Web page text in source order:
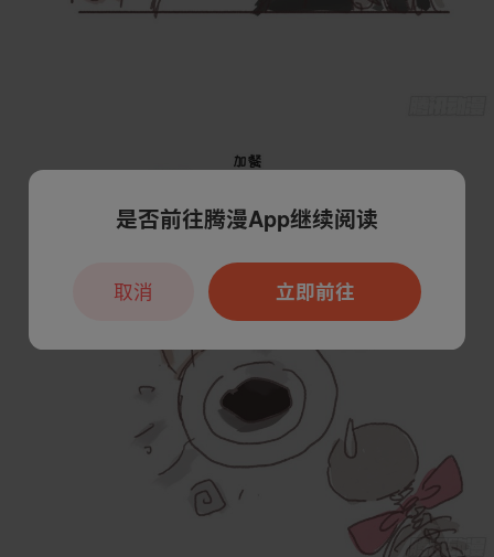
是否前往腾漫App继续阅读
立即前往
取消